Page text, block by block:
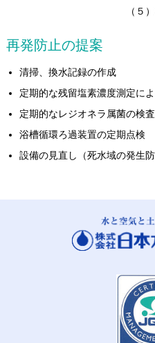
（５
再発防止の提案
清掃、換水記録の作成
定期的な残留塩素濃度測定に
定期的なレジオネラ属菌の検査
浴槽循環ろ過装置の定期点検
設備の見直し（死水域の発生防